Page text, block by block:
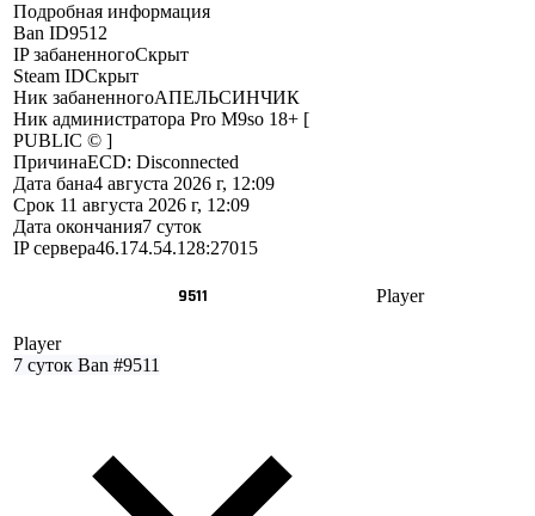
Подробная информация
Ban ID9512
IP забаненногоСкрыт
Steam IDСкрыт
Ник забаненногоАПЕЛЬСИНЧИК
Ник администратора Pro M9so 18+ [
PUBLIC © ]
ПричинаECD: Disconnected
Дата бана4 августа 2026 г, 12:09
Срок 11 августа 2026 г, 12:09
Дата окончания7 суток
IP сервера46.174.54.128:27015
9511 Player
Player
7 суток Ban #9511